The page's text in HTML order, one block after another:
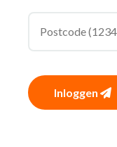
Inloggen